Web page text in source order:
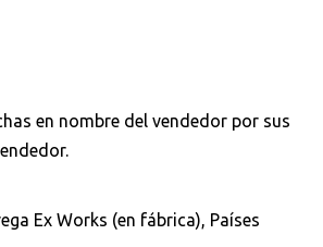
en nombre del vendedor por sus
Ex Works (en fábrica), Países